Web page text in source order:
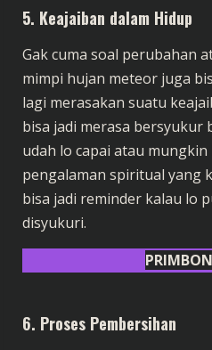
5. Keajaiban dalam Hidup
Gak cuma soal perubahan
mimpi hujan meteor juga
lagi merasakan suatu
bisa jadi merasa bersyukur
udah lo capai atau
pengalaman spiritual yang
bisa jadi reminder kalau lo
disyukuri.
6. Proses Pembersihan